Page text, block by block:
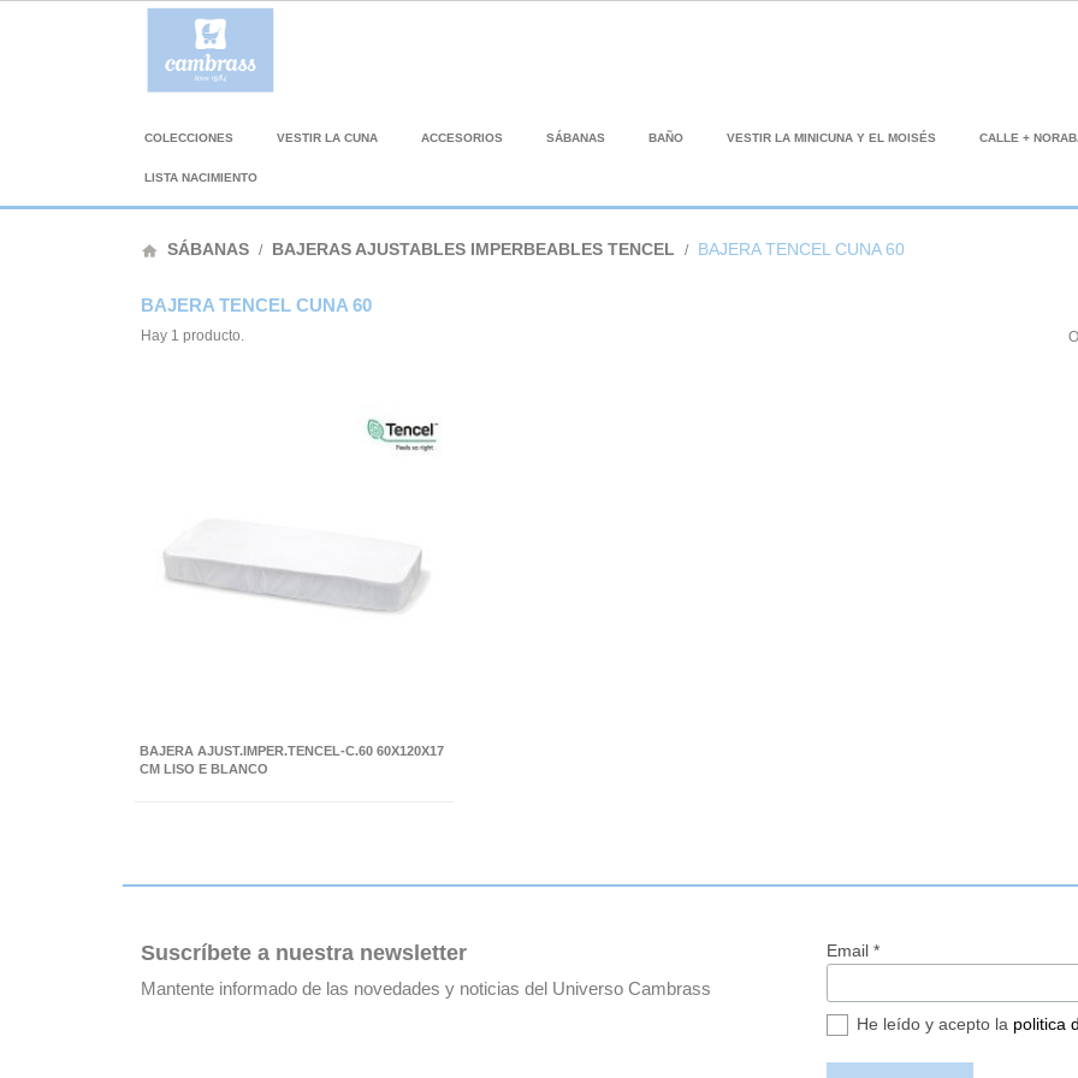
COLECCIONES VESTIR LA CUNA ACCESORIOS SÁBANAS BAÑO VESTIR LA MINICUNA Y EL MOISÉS CALLE +
LISTA NACIMIENTO
home SÁBANAS BAJERAS AJUSTABLES IMPERBEABLES TENCEL BAJERA TENCEL CUNA 60
BAJERA TENCEL CUNA 60
Hay 1 producto.
BAJERA AJUST.IMPER.TENCEL-C.60 60X120X17
CM LISO E BLANCO
Suscríbete a nuestra newsletter
Mantente informado de las novedades y noticias del Universo Cambrass
Email *
He leído y acepto la politica